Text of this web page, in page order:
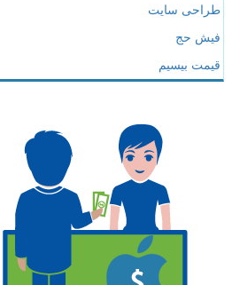
طراحی سایت
فیش حج
قیمت بیسیم